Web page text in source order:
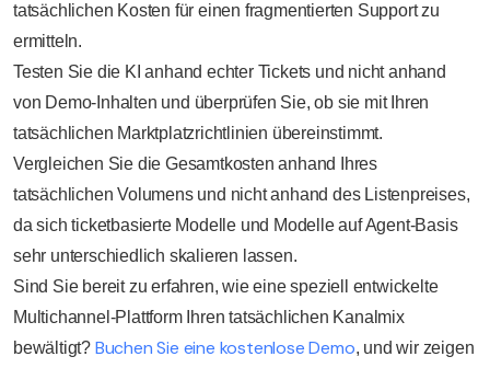
tatsächlichen Kosten für einen fragmentierten Support zu
ermitteln.
Testen Sie die KI anhand echter Tickets und nicht anhand
von Demo-Inhalten und überprüfen Sie, ob sie mit Ihren
tatsächlichen Marktplatzrichtlinien übereinstimmt.
Vergleichen Sie die Gesamtkosten anhand Ihres
tatsächlichen Volumens und nicht anhand des Listenpreises,
da sich ticketbasierte Modelle und Modelle auf Agent-Basis
sehr unterschiedlich skalieren lassen.
Sind Sie bereit zu erfahren, wie eine speziell entwickelte
Multichannel-Plattform Ihren tatsächlichen Kanalmix
bewältigt? Buchen Sie eine kostenlose Demo, und wir zeigen